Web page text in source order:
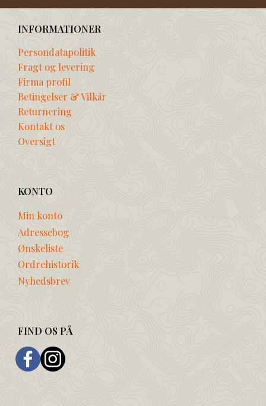
INFORMATIONER
Persondatapolitik
Fragt og levering
Firma profil
Betingelser & Vilkår
Returnering
Kontakt os
Oversigt
KONTO
Min konto
Adressebog
Ønskeliste
Ordrehistorik
Nyhedsbrev
FIND OS PÅ